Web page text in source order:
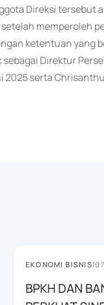
Direksi tersebut
memperoleh
ketentuan yang
Direktur
2025 serta
EKONOMI BISNIS|
BPKH DAN